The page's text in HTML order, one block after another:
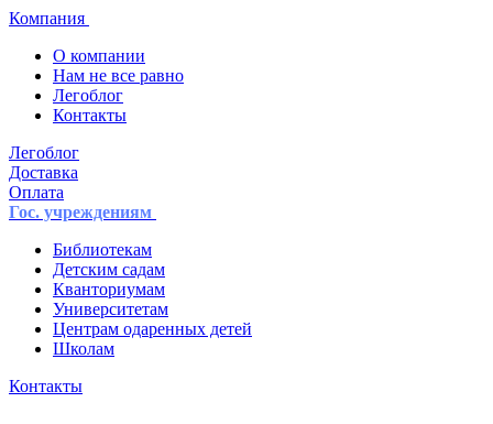
Компания
О компании
Нам не все равно
Легоблог
Контакты
Легоблог
Доставка
Оплата
Гос. учреждениям
Библиотекам
Детским садам
Кванториумам
Университетам
Центрам одаренных детей
Школам
Контакты